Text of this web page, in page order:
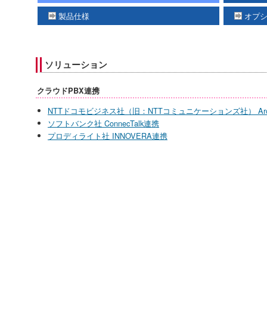
製品仕様
オプ
ソリューション
クラウドPBX連携
NTTドコモビジネス社（旧：NTTコミュニケーションズ社）
ソフトバンク社 ConnecTalk連携
プロディライト社 INNOVERA連携